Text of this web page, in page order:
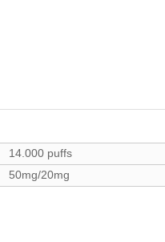
14.000 puffs
50mg/20mg